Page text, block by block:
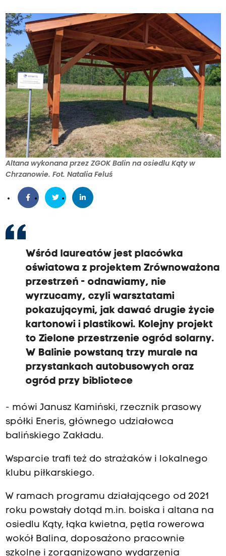
Altana wykonana przez ZGOK Balin na osiedlu Kąty w
Chrzanowie. Fot. Natalia Feluś
Wśród laureatów jest placówka
oświatowa z projektem Zrównoważona
przestrzeń - odnawiamy, nie
wyrzucamy, czyli warsztatami
pokazującymi, jak dawać drugie życie
kartonowi i plastikowi. Kolejny projekt
to Zielone przestrzenie ogród solarny.
W Balinie powstaną trzy murale na
przystankach autobusowych oraz
ogród przy bibliotece
- mówi Janusz Kamiński, rzecznik prasowy
spółki Eneris, głównego udziałowca
balińskiego Zakładu.
Wsparcie trafi też do strażaków i lokalnego
klubu piłkarskiego.
W ramach programu działającego od 2021
roku powstały dotąd m.in. boiska i altana na
osiedlu Kąty, łąka kwietna, pętla rowerowa
wokół Balina, doposażono pracownie
szkolne i zorganizowano wydarzenia